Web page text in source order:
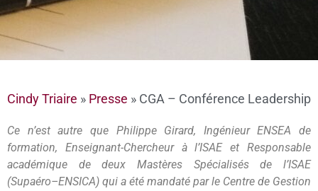
Cindy Triaire » Presse » CGA – Conférence Leadership
Ce n’est autre que Philippe Girard, Ingénieur ENSEA de
formation, Enseignant-Chercheur à l’ISAE et Responsable
académique de deux Mastères Spécialisés de l’ISAE
(Supaéro–ENSICA) qui a été mandaté par le Centre de Gestion